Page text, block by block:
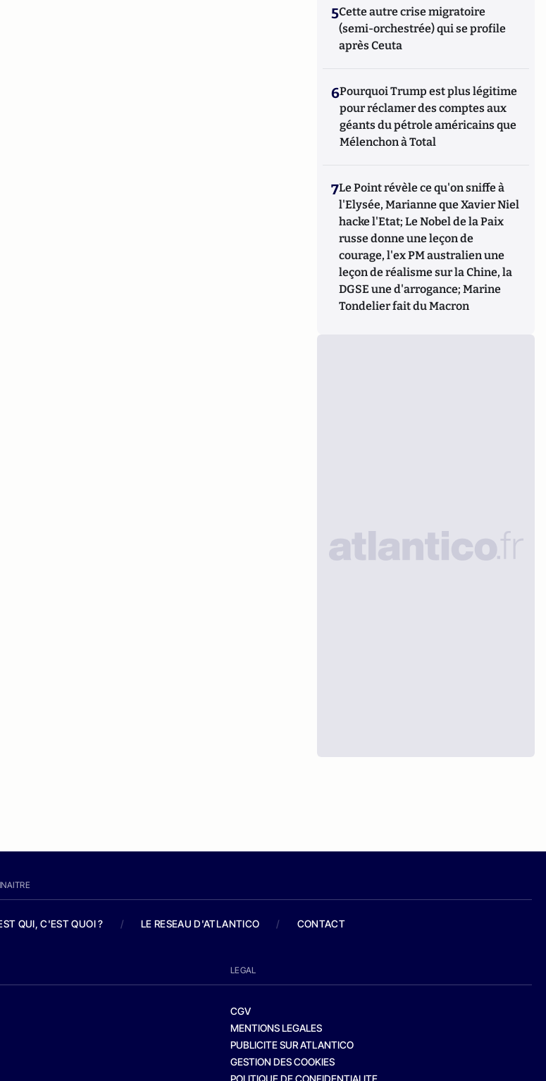
5Cette autre crise migratoire
(semi-orchestrée) qui se profile
après Ceuta
6Pourquoi Trump est plus légitime
pour réclamer des comptes aux
géants du pétrole américains que
Mélenchon à Total
7Le Point révèle ce qu'on sniffe à
l'Elysée, Marianne que Xavier Niel
hacke l'Etat; Le Nobel de la Paix
russe donne une leçon de
courage, l'ex PM australien une
leçon de réalisme sur la Chine, la
DGSE une d'arrogance; Marine
Tondelier fait du Macron
QUI, C'EST QUOI ? / LE RESEAU D'ATLANTICO / CONTACT
LEGAL
CGV
MENTIONS LEGALES
PUBLICITE SUR ATLANTICO
GESTION DES COOKIES
POLITIQUE DE CONFIDENTIALITE